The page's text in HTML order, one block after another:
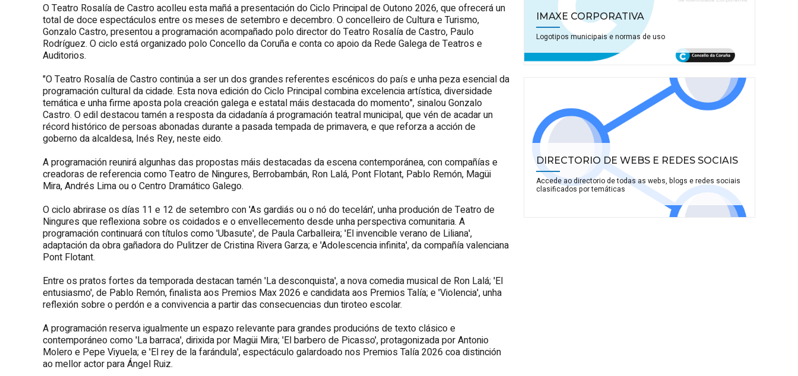
O Teatro Rosalía de Castro acolleu esta mañá a presentación do Ciclo Principal de Outono 2026, que ofrecerá un
total de doce espectáculos entre os meses de setembro e decembro. O concelleiro de Cultura e Turismo,
Gonzalo Castro, presentou a programación acompañado polo director do Teatro Rosalía de Castro, Paulo
Rodríguez. O ciclo está organizado polo Concello da Coruña e conta co apoio da Rede Galega de Teatros e
Auditorios.
"O Teatro Rosalía de Castro continúa a ser un dos grandes referentes escénicos do país e unha peza esencial da
programación cultural da cidade. Esta nova edición do Ciclo Principal combina excelencia artística, diversidade
temática e unha firme aposta pola creación galega e estatal máis destacada do momento", sinalou Gonzalo
Castro. O edil destacou tamén a resposta da cidadanía á programación teatral municipal, que vén de acadar un
récord histórico de persoas abonadas durante a pasada tempada de primavera, e que reforza a acción de
goberno da alcaldesa, Inés Rey, neste eido.
A programación reunirá algunhas das propostas máis destacadas da escena contemporánea, con compañías e
creadoras de referencia como Teatro de Ningures, Berrobambán, Ron Lalá, Pont Flotant, Pablo Remón, Magüi
Mira, Andrés Lima ou o Centro Dramático Galego.
O ciclo abrirase os días 11 e 12 de setembro con 'As gardiás ou o nó do tecelán', unha produción de Teatro de
Ningures que reflexiona sobre os coidados e o envellecemento desde unha perspectiva comunitaria. A
programación continuará con títulos como 'Ubasute', de Paula Carballeira; 'El invencible verano de Liliana',
adaptación da obra gañadora do Pulitzer de Cristina Rivera Garza; e 'Adolescencia infinita', da compañía valenciana
Pont Flotant.
Entre os pratos fortes da temporada destacan tamén 'La desconquista', a nova comedia musical de Ron Lalá; 'El
entusiasmo', de Pablo Remón, finalista aos Premios Max 2026 e candidata aos Premios Talía; e 'Violencia', unha
reflexión sobre o perdón e a convivencia a partir das consecuencias dun tiroteo escolar.
A programación reserva igualmente un espazo relevante para grandes producións de texto clásico e
contemporáneo como 'La barraca', dirixida por Magüi Mira; 'El barbero de Picasso', protagonizada por Antonio
Molero e Pepe Viyuela; e 'El rey de la farándula', espectáculo galardoado nos Premios Talía 2026 coa distinción
ao mellor actor para Ángel Ruiz.
IMAXE CORPORATIVA
Logotipos municipais e normas de uso
DIRECTORIO DE WEBS E REDES SOCIAIS
Accede ao directorio de todas as webs, blogs e redes sociais
clasificados por temáticas